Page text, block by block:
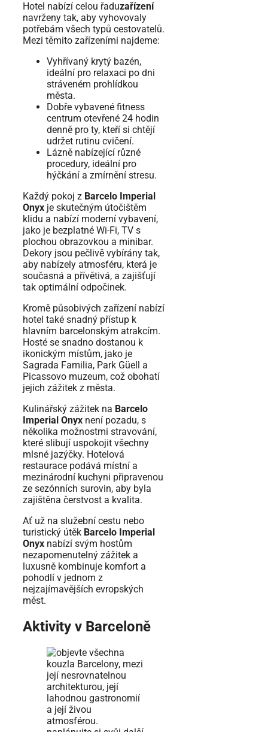
Hotel nabízí celou řaduzařízení
navrženy tak, aby vyhovovaly
potřebám všech typů cestovatelů.
Mezi těmito zařízeními najdeme:
Vyhřívaný krytý bazén,
ideální pro relaxaci po dni
stráveném prohlídkou
města.
Dobře vybavené fitness
centrum otevřené 24 hodin
denně pro ty, kteří si chtějí
udržet rutinu cvičení.
Lázně nabízející různé
procedury, ideální pro
hýčkání a zmírnění stresu.
Každý pokoj z Barcelo Imperial
Onyx je skutečným útočištěm
klidu a nabízí moderní vybavení,
jako je bezplatné Wi-Fi, TV s
plochou obrazovkou a minibar.
Dekory jsou pečlivě vybírány tak,
aby nabízely atmosféru, která je
současná a přívětivá, a zajišťují
tak optimální odpočinek.
Kromě působivých zařízení nabízí
hotel také snadný přístup k
hlavním barcelonským atrakcím.
Hosté se snadno dostanou k
ikonickým místům, jako je
Sagrada Familia, Park Güell a
Picassovo muzeum, což obohatí
jejich zážitek z města.
Kulinářský zážitek na Barcelo
Imperial Onyx není pozadu, s
několika možnostmi stravování,
které slibují uspokojit všechny
mlsné jazýčky. Hotelová
restaurace podává místní a
mezinárodní kuchyni připravenou
ze sezónních surovin, aby byla
zajištěna čerstvost a kvalita.
Ať už na služební cestu nebo
turistický útěk Barcelo Imperial
Onyx nabízí svým hostům
nezapomenutelný zážitek a
luxusně kombinuje komfort a
pohodlí v jednom z
nejzajímavějších evropských
měst.
Aktivity v Barceloně